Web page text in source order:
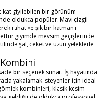
kat giyilebilen bir görünüm
oldukça popüler. Mavi çizgili
rahat ve şık bir katmanlı
giyimde mevsim geçişlerinde
şal, ceket ve uzun yeleklerle
bir seçenek sunar. İş hayatında
yakalamak isteyenler için ideal
kombinleri, klasik kesim